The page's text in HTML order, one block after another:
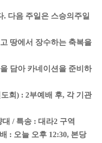
. 다음 주일은 스승의주일
땅에서 장수하는 축복을
담아 카네이션을 준비하
회) : 2부예배 후, 각 기관
/ 특송 : 대라2 구역
: 오늘 오후 12:30, 본당